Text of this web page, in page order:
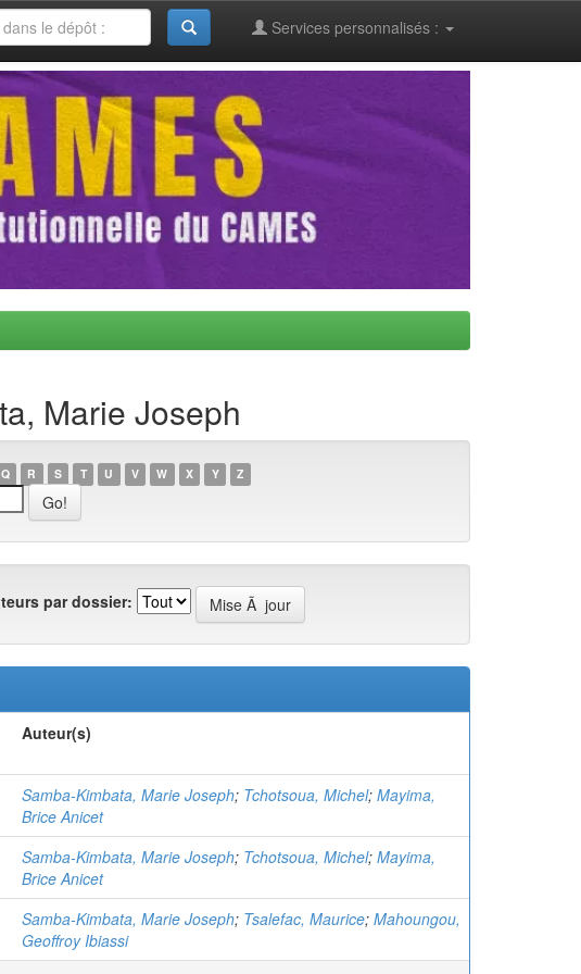
Services personnalisés :
Marie Joseph
Q R S T U V W X Y Z
par dossier:
Auteur(s)
Samba-Kimbata, Marie Joseph; Tchotsoua, Michel; Mayima,
Brice Anicet
Samba-Kimbata, Marie Joseph; Tchotsoua, Michel; Mayima,
Brice Anicet
Samba-Kimbata, Marie Joseph; Tsalefac, Maurice; Mahoungou,
Geoffroy Ibiassi